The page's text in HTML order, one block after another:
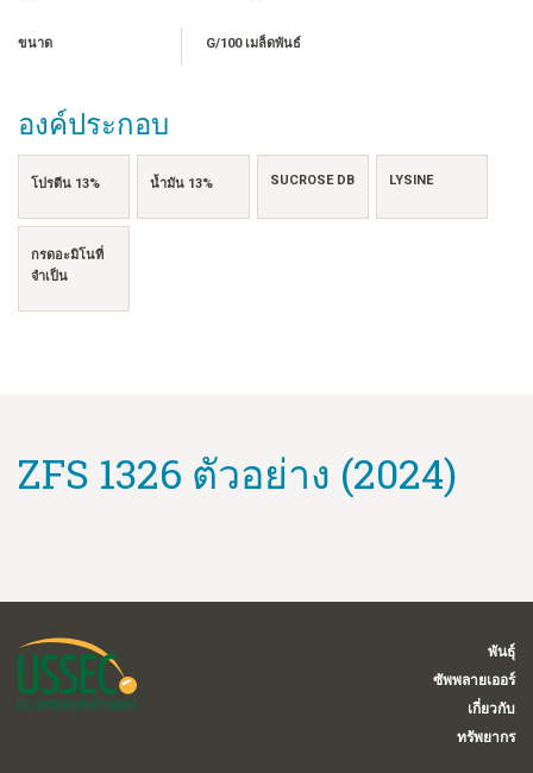
ขนาด G/100 เมล็ดพันธ์
องค์ประกอบ
โปรตีน 13% น้ำมัน 13% SUCROSE DB LYSINE
กรดอะมิโนที่
จำเป็น
ZFS 1326 ตัวอย่าง (2024)
พันธุ์
ซัพพลายเออร์
เกี่ยวกับ
ทรัพยากร